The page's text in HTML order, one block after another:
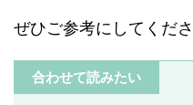
ぜひご参考にしてくださ
合わせて読みたい